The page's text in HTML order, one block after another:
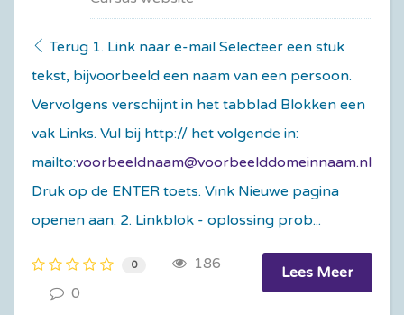
Terug 1. Link naar e-mail Selecteer een stuk
tekst, bijvoorbeeld een naam van een persoon.
Vervolgens verschijnt in het tabblad Blokken een
vak Links. Vul bij http:// het volgende in:
mailto:voorbeeldnaam@voorbeelddomeinnaam.nl
Druk op de ENTER toets. Vink Nieuwe pagina
openen aan. 2. Linkblok - oplossing prob...
Lees Meer
0
186
0